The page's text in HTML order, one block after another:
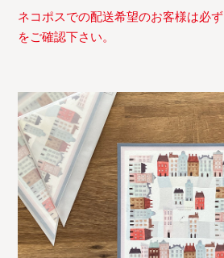
ネコポスでの配送希望のお客様は必ず
をご確認下さい。